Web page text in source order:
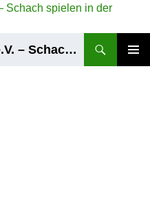
SV Turm 1925 Bergheim e.V. – Schach spielen in der Kreisstadt